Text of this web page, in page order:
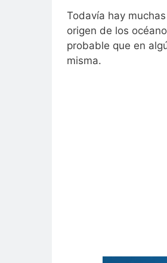
Todavía hay
origen de los
probable que en
misma.